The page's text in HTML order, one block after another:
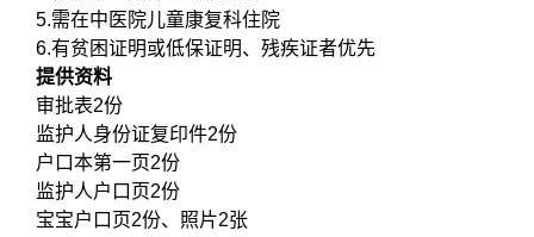
5.需在中医院儿童康复科住院
6.有贫困证明或低保证明、残疾证者优先
提供资料
审批表2份
监护人身份证复印件2份
户口本第一页2份
监护人户口页2份
宝宝户口页2份、照片2张